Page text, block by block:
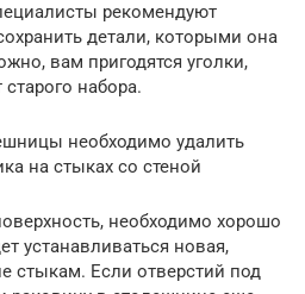
рекомендуют
детали, которыми она
вам пригодятся уголки,
набора.
необходимо удалить
на стыках со стеной
необходимо хорошо
устанавливаться новая,
стыкам. Если отверстий под